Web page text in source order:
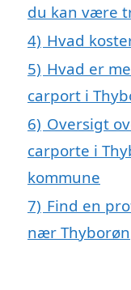
du kan være
4) Hvad
5) Hvad er
carport i
6) Oversigt
carporte i
kommune
7) Find en
nær Thyborøn